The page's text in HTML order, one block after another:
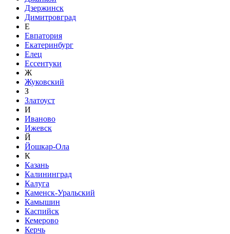
Дзержинск
Димитровград
Е
Евпатория
Екатеринбург
Елец
Ессентуки
Ж
Жуковский
З
Златоуст
И
Иваново
Ижевск
Й
Йошкар-Ола
К
Казань
Калининград
Калуга
Каменск-Уральский
Камышин
Каспийск
Кемерово
Керчь